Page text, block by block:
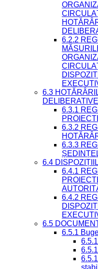
6.2.2
6.3
DELIBERATIVE
6.3.1
6.3.2
6.3.3
6.4
6.4.1
6.4.2
6.5
6.5.1